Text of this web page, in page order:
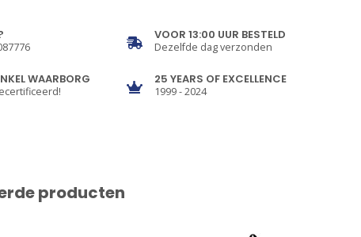
VOOR 13:00 UUR BESTELD
Dezelfde dag verzonden
WAARBORG 25 YEARS OF EXCELLENCE
1999 - 2024
producten